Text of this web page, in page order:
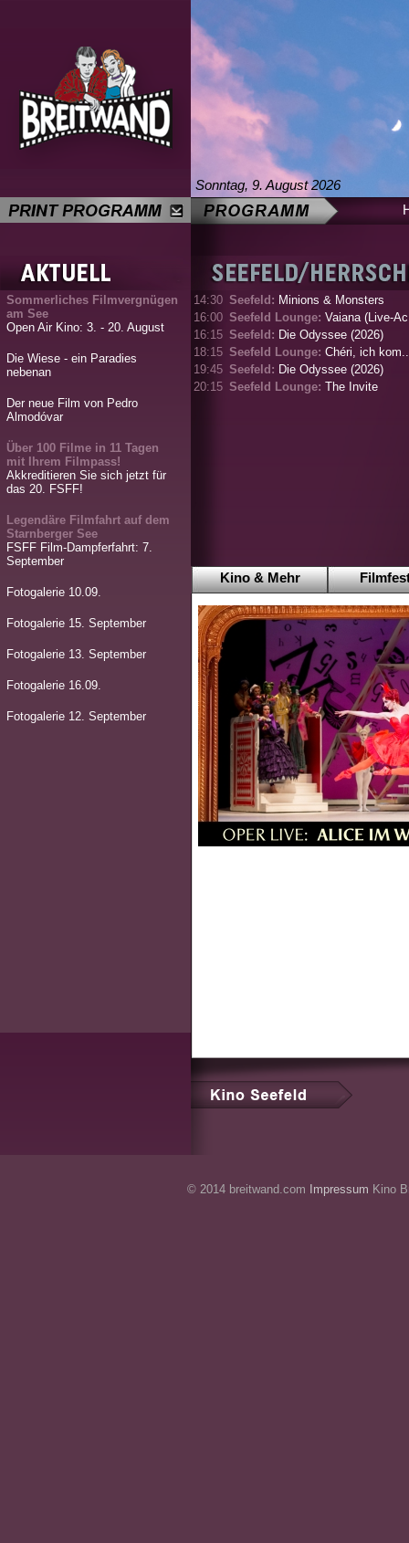
Sonntag, 9. August 2026
Sommerliches Filmvergnügen
am See
Open Air Kino: 3. - 20. August
Die Wiese - ein Paradies
nebenan
Der neue Film von Pedro
Almodóvar
Über 100 Filme in 11 Tagen
mit Ihrem Filmpass!
Akkreditieren Sie sich jetzt für
das 20. FSFF!
Legendäre Filmfahrt auf dem
Starnberger See
FSFF Film-Dampferfahrt: 7.
September
Fotogalerie 10.09.
Fotogalerie 15. September
Fotogalerie 13. September
Fotogalerie 16.09.
Fotogalerie 12. September
14:30 Seefeld: Minions & Monsters
16:00 Seefeld Lounge: Vaiana (Live-
16:15 Seefeld: Die Odyssee (2026)
18:15 Seefeld Lounge: Chéri, ich
19:45 Seefeld: Die Odyssee (2026)
20:15 Seefeld Lounge: The Invite
Kino & Mehr
© 2014 breitwand.com Impressum Kino